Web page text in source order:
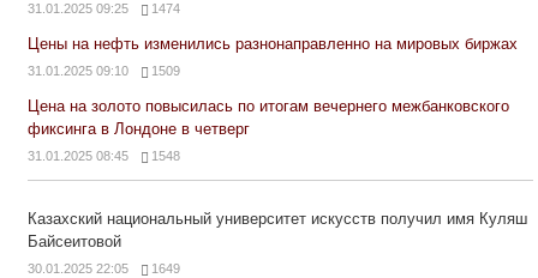
31.01.2025 09:25 1474
Цены на нефть изменились разнонаправленно на мировых биржах
31.01.2025 09:10 1509
Цена на золото повысилась по итогам вечернего межбанковского
фиксинга в Лондоне в четверг
31.01.2025 08:45 1548
Казахский национальный университет искусств получил имя Куляш
Байсеитовой
30.01.2025 22:05 1649